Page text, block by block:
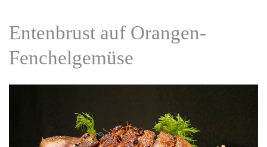
Entenbrust auf Orangen-
Fenchelgemüse